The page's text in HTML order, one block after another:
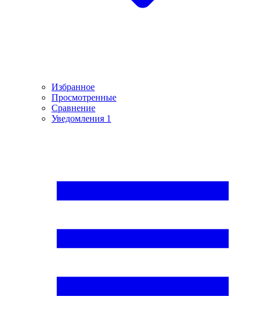
Избранное
Просмотренные
Сравнение
Уведомления 1